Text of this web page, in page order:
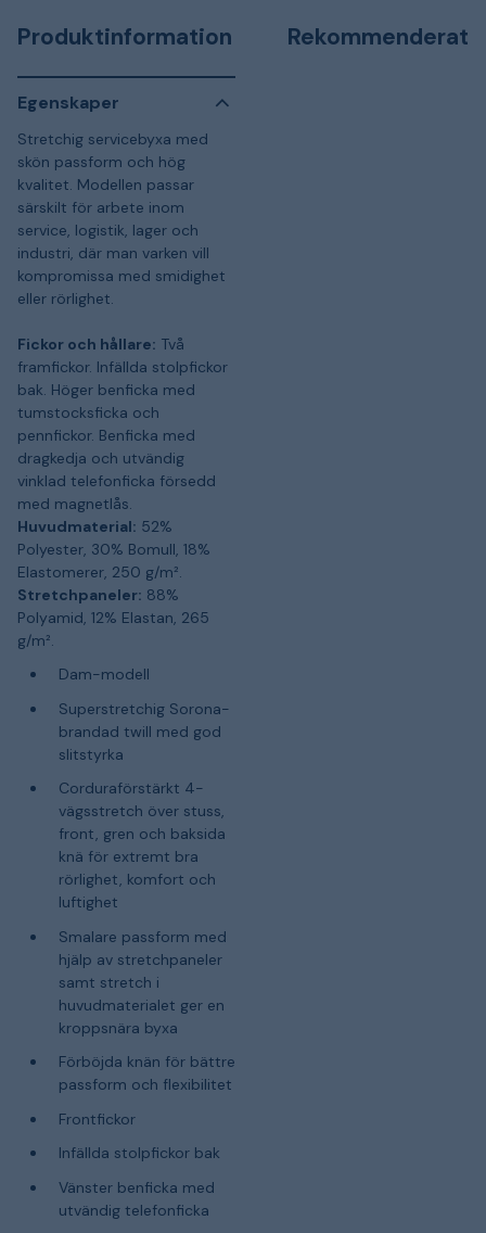
Produktinformation
Egenskaper
Stretchig servicebyxa med
skön passform och hög
kvalitet. Modellen passar
särskilt för arbete inom
service, logistik, lager och
industri, där man varken vill
kompromissa med smidighet
eller rörlighet.
Fickor och hållare: Två
framfickor. Infällda stolpfickor
bak. Höger benficka med
tumstocksficka och
pennfickor. Benficka med
dragkedja och utvändig
vinklad telefonficka försedd
med magnetlås.
Huvudmaterial: 52%
Polyester, 30% Bomull, 18%
Elastomerer, 250 g/m².
Stretchpaneler: 88%
Polyamid, 12% Elastan, 265
g/m².
Dam-modell
Superstretchig Sorona-
brandad twill med god
slitstyrka
Corduraförstärkt 4-
vägsstretch över stuss,
front, gren och baksida
knä för extremt bra
rörlighet, komfort och
luftighet
Smalare passform med
hjälp av stretchpaneler
samt stretch i
huvudmaterialet ger en
kroppsnära byxa
Förböjda knän för bättre
passform och flexibilitet
Frontfickor
Infällda stolpfickor bak
Vänster benficka med
utvändig telefonficka
Rekommenderat